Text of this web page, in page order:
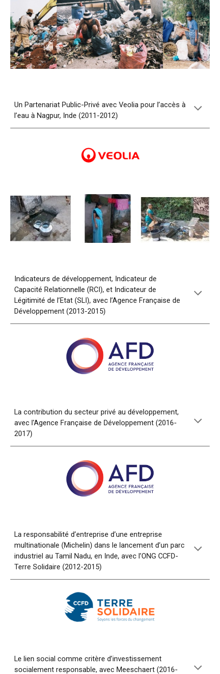
Un Partenariat Public-Privé avec Veolia pour l’accès à
l’eau à Nagpur, Inde (2011-2012)
Indicateurs de développement, Indicateur de
Capacité Relationnelle (RCI), et Indicateur de
Légitimité de l’Etat (SLI), avec l’Agence Française de
Développement (2013-2015)
La contribution du secteur privé au développement,
avec l'Agence Française de Développement (2016-
2017)
La responsabilité d’entreprise d’une entreprise
multinationale (Michelin) dans le lancement d’un parc
industriel au Tamil Nadu, en Inde, avec l’ONG CCFD-
Terre Solidaire (2012-2015)
Le lien social comme critère d’investissement
socialement responsable, avec Meeschaert (2016-